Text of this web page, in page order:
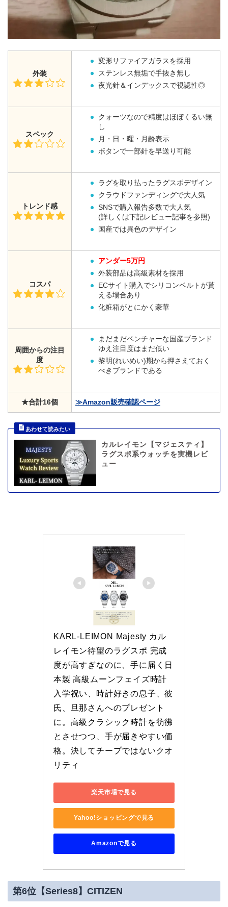
外装
変形サファイアガラスを採用
ステンレス無垢で手抜き無し
夜光針＆インデックスで視認性◎
スペック
クォーツなので精度はほぼくるい無
し
月・日・曜・月齢表示
ボタンで一部針を早送り可能
トレンド感
ラグを取り払ったラグスポデザイン
クラウドファンディングで大人気
SNSで購入報告多数で大人気
(詳しくは下記レビュー記事を参照)
国産では異色のデザイン
コスパ
アンダー5万円
外装部品は高級素材を採用
ECサイト購入でシリコンベルトが貰
える場合あり
化粧箱がとにかく豪華
周囲からの注目
度
まだまだベンチャーな国産ブランド
ゆえ注目度はまだ低い
黎明(れいめい)期から押さえておく
べきブランドである
★合計16個 ≫Amazon販売確認ページ
カルレイモン【マジェスティ】
ラグスポ系ウォッチを実機レビ
ュー
KARL-LEIMON Majesty カル
レイモン待望のラグスポ 完成
度が高すぎなのに、手に届く日
本製 高級ムーンフェイズ時計
入学祝い、時計好きの息子、彼
氏、旦那さんへのプレゼント
に。高級クラシック時計を彷彿
とさせつつ、手が届きやすい価
格。決してチープではないクオ
リティ
楽天市場で見る
Yahoo!ショッピングで見る
Amazonで見る
第6位【Series8】CITIZEN